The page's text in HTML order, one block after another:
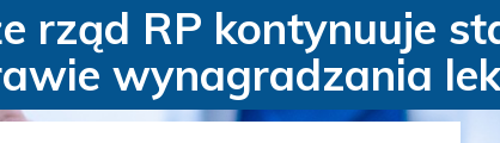
rząd RP kontynuuje
wynagradzania